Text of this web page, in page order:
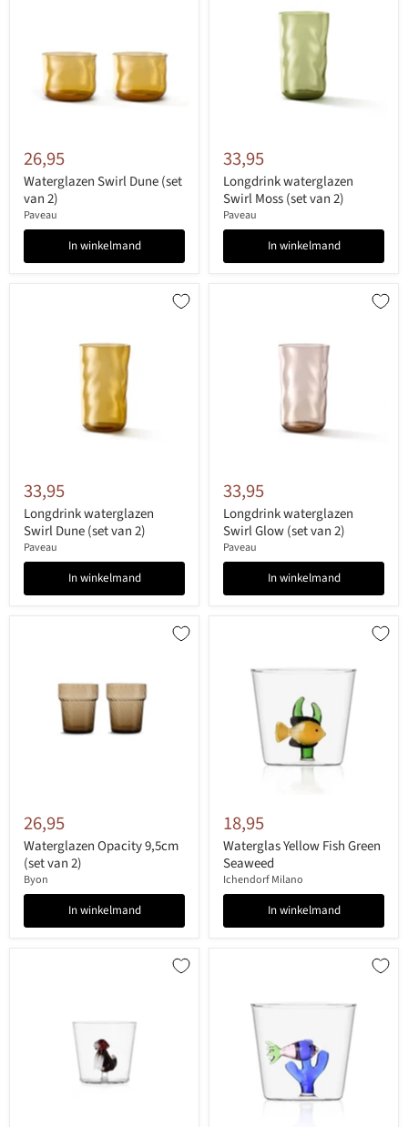
26,95
Waterglazen Swirl Dune (set
van 2)
Paveau
In winkelmand
33,95
Longdrink waterglazen
Swirl Moss (set van 2)
Paveau
In winkelmand
33,95
Longdrink waterglazen
Swirl Dune (set van 2)
Paveau
In winkelmand
33,95
Longdrink waterglazen
Swirl Glow (set van 2)
Paveau
In winkelmand
26,95
Waterglazen Opacity 9,5cm
(set van 2)
Byon
In winkelmand
18,95
Waterglas Yellow Fish Green
Seaweed
Ichendorf Milano
In winkelmand